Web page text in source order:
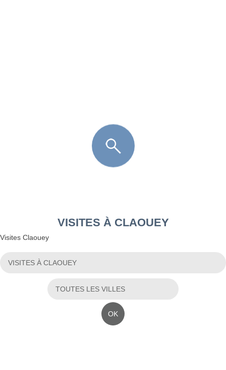
VISITES À CLAOUEY
Visites Claouey
OK